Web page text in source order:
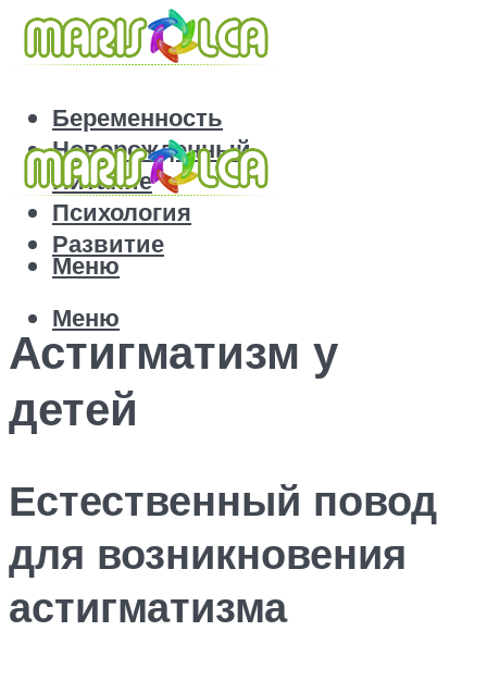
Беременность
Новорожденный
Питание
Психология
Развитие
Меню
Меню
Астигматизм у
детей
Естественный повод
для возникновения
астигматизма